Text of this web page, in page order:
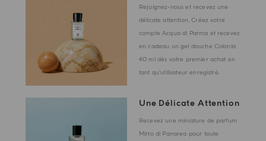
Rejoignez-nous et recevez une
délicate attention. Créez votre
compte Acqua di Parma et recevez
en cadeau un gel douche Colonia
40 ml dès votre premier achat en
tant qu'utilisateur enregistré.
Une Délicate Attention
Recevez une miniature de parfum
Mirto di Panarea pour toute